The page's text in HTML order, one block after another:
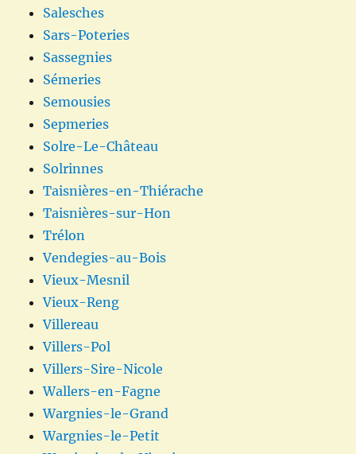
Salesches
Sars-Poteries
Sassegnies
Sémeries
Semousies
Sepmeries
Solre-Le-Château
Solrinnes
Taisnières-en-Thiérache
Taisnières-sur-Hon
Trélon
Vendegies-au-Bois
Vieux-Mesnil
Vieux-Reng
Villereau
Villers-Pol
Villers-Sire-Nicole
Wallers-en-Fagne
Wargnies-le-Grand
Wargnies-le-Petit